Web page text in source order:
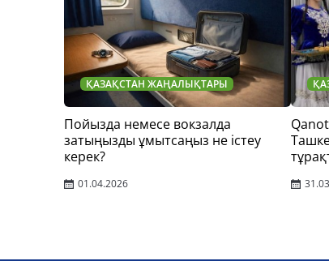
ҚАЗАҚСТАН ЖАҢАЛЫҚТАРЫ
Пойызда немесе вокзалда
затыңызды ұмытсаңыз не істеу
керек?
01.04.2026